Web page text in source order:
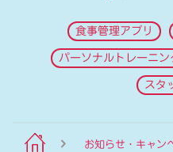
食事管理アプリ
パーソナルトレーニン
スタ
お知らせ・キャン